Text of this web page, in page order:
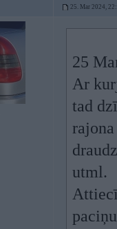
25. Mar 2024,
25
Ar
tad
utml.